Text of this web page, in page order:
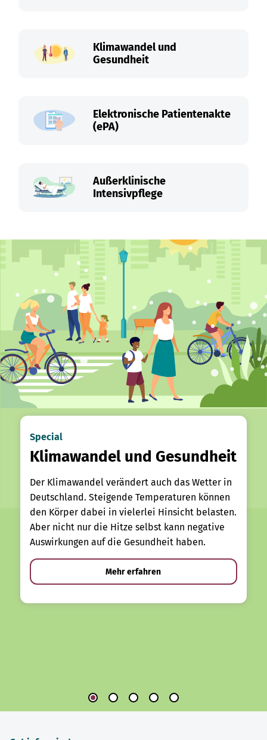
Klimawandel und
Gesundheit
Elektronische Patientenakte
(ePA)
Außerklinische
Intensivpflege
Special
Klimawandel und Gesundheit
Der Klimawandel verändert auch das Wetter in
Deutschland. Steigende Temperaturen können
den Körper dabei in vielerlei Hinsicht belasten.
Aber nicht nur die Hitze selbst kann negative
Auswirkungen auf die Gesundheit haben.
Mehr erfahren